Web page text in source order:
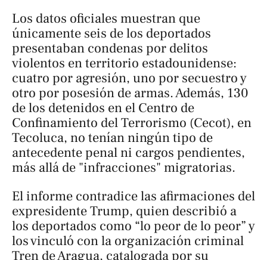
Los datos oficiales muestran que
únicamente seis de los deportados
presentaban condenas por delitos
violentos en territorio estadounidense:
cuatro por agresión, uno por secuestro y
otro por posesión de armas. Además, 130
de los detenidos en el Centro de
Confinamiento del Terrorismo (Cecot), en
Tecoluca, no tenían ningún tipo de
antecedente penal ni cargos pendientes,
más allá de "infracciones" migratorias.
El informe contradice las afirmaciones del
expresidente Trump, quien describió a
los deportados como “lo peor de lo peor” y
los vinculó con la organización criminal
Tren de Aragua, catalogada por su